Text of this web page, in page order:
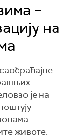
–
на
је на
животе.